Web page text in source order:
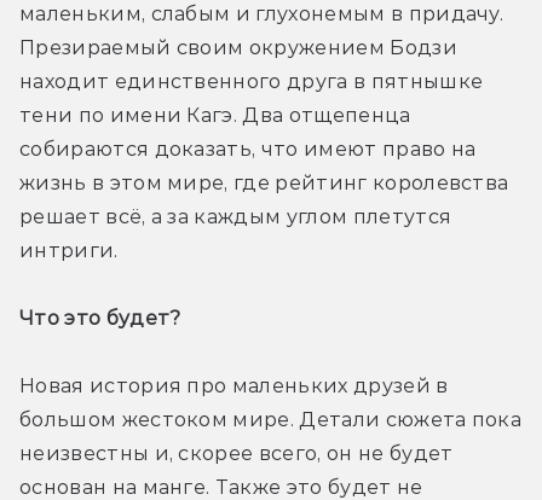
маленьким, слабым и глухонемым в придачу.
Презираемый своим окружением Бодзи
находит единственного друга в пятнышке
тени по имени Кагэ. Два отщепенца
собираются доказать, что имеют право на
жизнь в этом мире, где рейтинг королевства
решает всё, а за каждым углом плетутся
интриги.
Что это будет?
Новая история про маленьких друзей в
большом жестоком мире. Детали сюжета пока
неизвестны и, скорее всего, он не будет
основан на манге. Также это будет не